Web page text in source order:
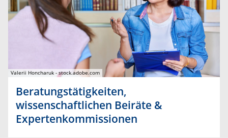
Valerii Honcharuk - stock.adobe.com
Beratungstätigkeiten,
wissenschaftlichen Beiräte &
Expertenkommissionen